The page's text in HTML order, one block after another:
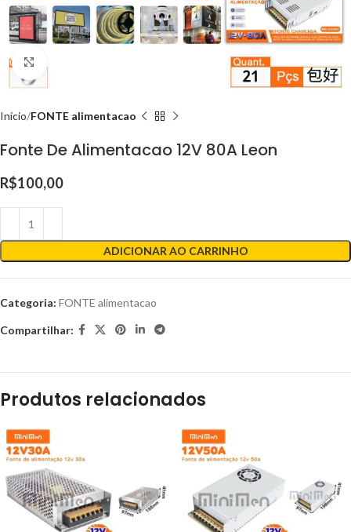
Início FONTE alimentacao
Fonte De Alimentacao 12V 80A Leon
R$100,00
ADICIONAR AO CARRINHO
Categoria: FONTE alimentacao
Compartilhar:
Produtos relacionados